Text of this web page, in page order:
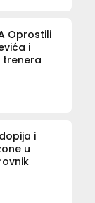
Oprostili
i
trenera
i
u